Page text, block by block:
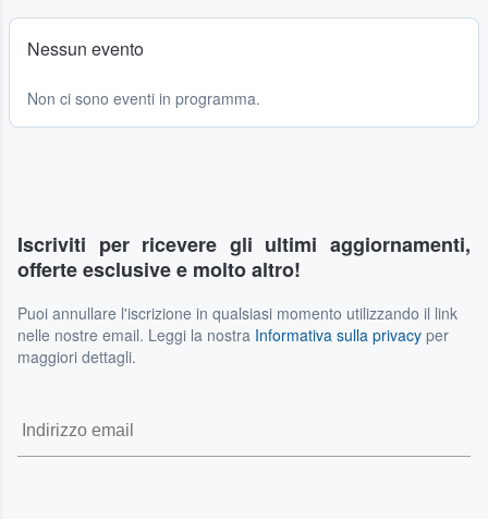
Nessun evento
Non ci sono eventi in programma.
Iscriviti per ricevere gli ultimi aggiornamenti,
offerte esclusive e molto altro!
Puoi annullare l'iscrizione in qualsiasi momento utilizzando il link
nelle nostre email. Leggi la nostra Informativa sulla privacy per
maggiori dettagli.